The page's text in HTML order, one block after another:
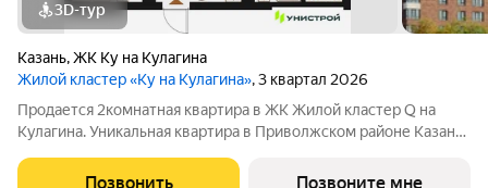
3D-тур
Казань,ЖК Ку на Кулагина
Жилой кластер «Ку на Кулагина», 3 квартал 2026
Продается 2комнатная квартира в ЖК Жилой кластер Q на
Кулагина. Уникальная квартира в Приволжском районе Казани,
Собственный детский сад, школа, дворы-парки с сенсорными
Позвонить Позвоните мне